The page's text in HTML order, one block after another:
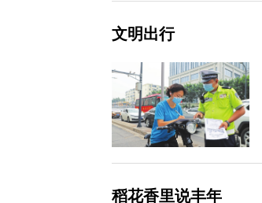
文明出行
稻花香里说丰年